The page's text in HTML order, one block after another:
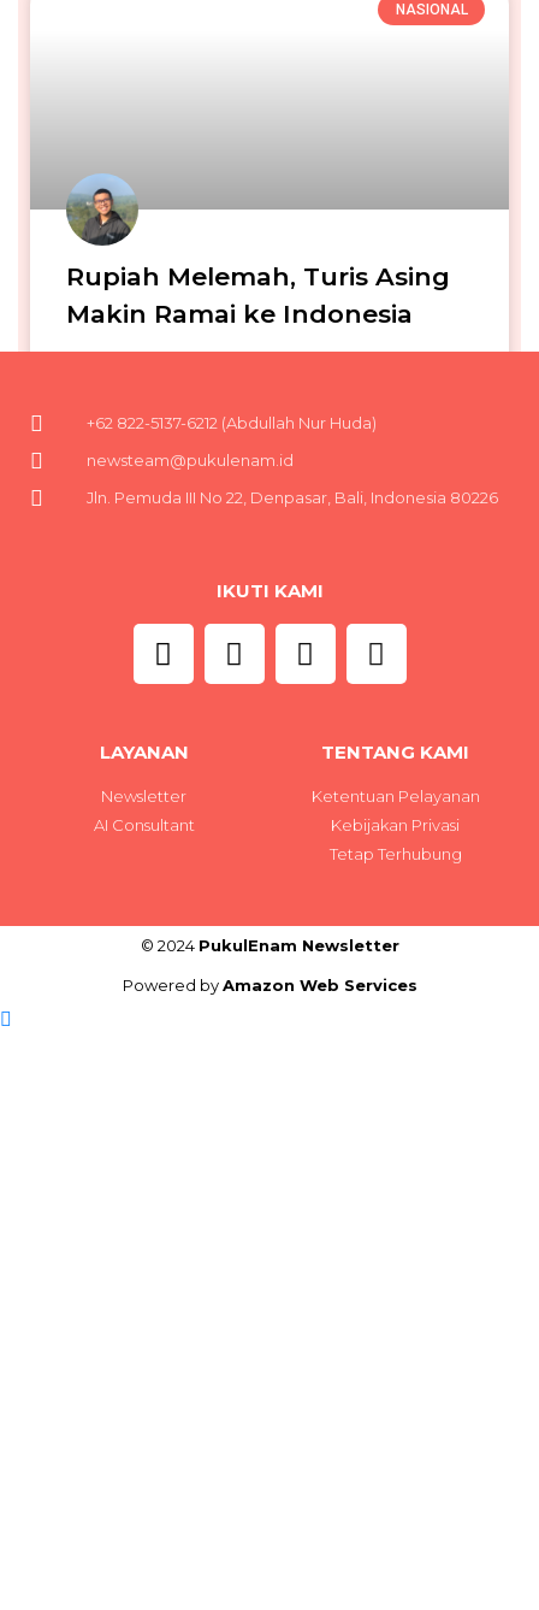
NASIONAL
Rupiah Melemah, Turis Asing
Makin Ramai ke Indonesia
+62 822-5137-6212 (Abdullah Nur Huda)
newsteam@pukulenam.id
Jln. Pemuda III No 22, Denpasar, Bali, Indonesia 80226
IKUTI KAMI
LAYANAN
Newsletter
AI Consultant
TENTANG KAMI
Ketentuan Pelayanan
Kebijakan Privasi
Tetap Terhubung
© 2024 PukulEnam Newsletter
Powered byAmazon Web Services